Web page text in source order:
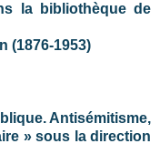
la bibliothèque de
(1876-1953)
Antisémitisme,
» sous la direction